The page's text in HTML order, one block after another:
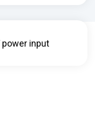
power input